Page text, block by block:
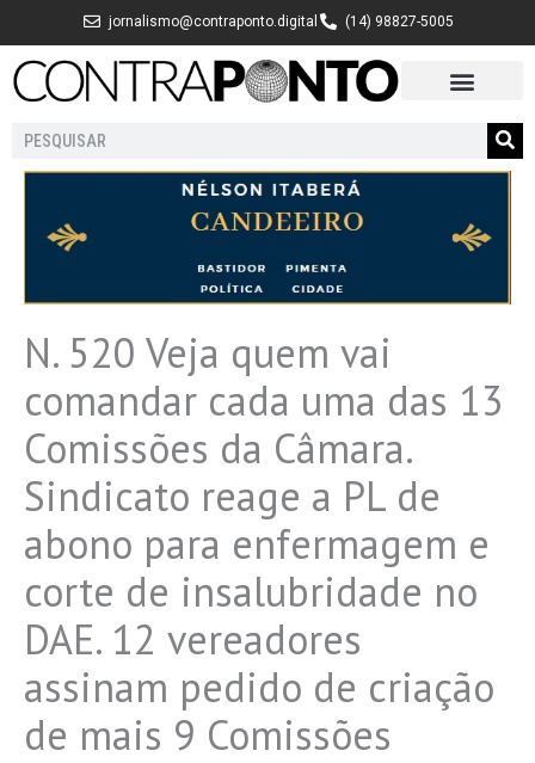
para
jornalismo@contraponto.digital (14) 98827-5005
Pesquisar
N. 520 Veja quem vai
comandar cada uma das 13
Comissões da Câmara.
Sindicato reage a PL de
abono para enfermagem e
corte de insalubridade no
DAE. 12 vereadores
assinam pedido de criação
de mais 9 Comissões